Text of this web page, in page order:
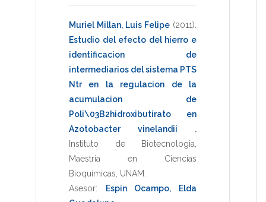
Muriel Millan, Luis Felipe (2011)
Estudio del efecto del hierro e
identificacion de
intermediarios del sistema PTS
Ntr en la regulacion de la
acumulacion de
Poli\03B2hidroxibutirato en
Azotobacter vinelandii .
Instituto de Biotecnologia
Maestria en Ciencias
Bioquimicas UNAM
Asesor: Espin Ocampo, Elda